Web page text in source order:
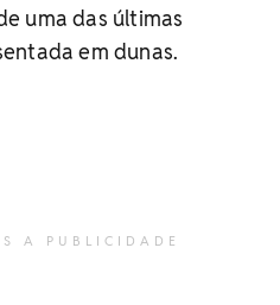
uma das últimas
em dunas.
A PUBLICIDADE